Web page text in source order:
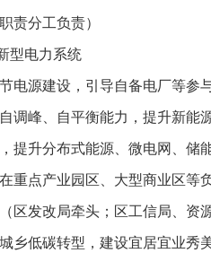
责分工负责）
型电力系统
电源建设，引导自备电厂等参
调峰、自平衡能力，提升新
提升分布式能源、微电网、储
重点产业园区、大型商业区等
区发改局牵头；区工信局、资
城乡低碳转型，建设宜居宜业秀